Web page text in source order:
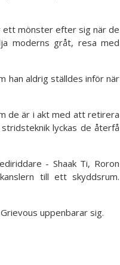
ett mönster efter sig när de
moderns gråt, resa med
han aldrig ställdes inför när
de är i akt med att retirera
lyckas de återfå
- Shaak Ti, Roron
till ett skyddsrum.
uppenbarar sig.